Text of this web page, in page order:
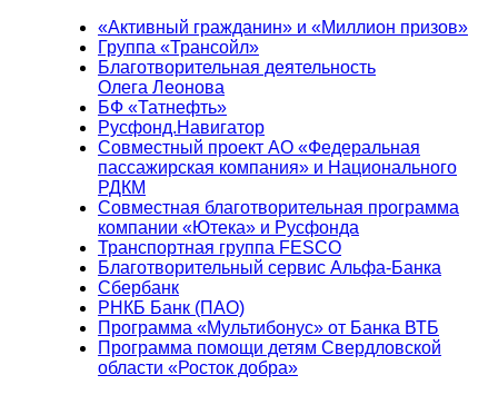
«Активный гражданин» и «Миллион призов»
Группа «Трансойл»
Благотворительная деятельность
Олега Леонова
БФ «Татнефть»
Русфонд.Навигатор
Совместный проект АО «Федеральная
пассажирская компания» и Национального
РДКМ
Совместная благотворительная программа
компании «Ютека» и Русфонда
Транспортная группа FESCO
Благотворительный сервис Альфа-Банка
Сбербанк
РНКБ Банк (ПАО)
Программа «Мультибонус» от Банка ВТБ
Программа помощи детям Свердловской
области «Росток добра»